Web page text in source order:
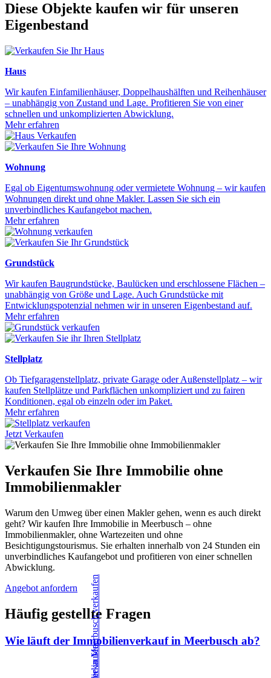
Diese Objekte kaufen wir für unseren
Eigenbestand
Haus
Wir kaufen Einfamilienhäuser, Doppelhaushälften und Reihenhäuser
– unabhängig von Zustand und Lage. Profitieren Sie von einer
schnellen und unkomplizierten Abwicklung.
Mehr erfahren
Wohnung
Egal ob Eigentumswohnung oder vermietete Wohnung – wir kaufen
Wohnungen direkt und ohne Makler. Lassen Sie sich ein
unverbindliches Kaufangebot machen.
Mehr erfahren
Grundstück
Wir kaufen Baugrundstücke, Baulücken und erschlossene Flächen –
unabhängig von Größe und Lage. Auch Grundstücke mit
Entwicklungspotenzial nehmen wir in unseren Eigenbestand auf.
Mehr erfahren
Stellplatz
Ob Tiefgaragenstellplatz, private Garage oder Außenstellplatz – wir
kaufen Stellplätze und Parkflächen unkompliziert und zu fairen
Konditionen, egal ob einzeln oder im Paket.
Mehr erfahren
Jetzt Verkaufen
Verkaufen Sie Ihre Immobilie ohne
Immobilienmakler
Warum den Umweg über einen Makler gehen, wenn es auch direkt
geht? Wir kaufen Ihre Immobilie in Meerbusch – ohne
Immobilienmakler, ohne Wartezeiten und ohne
Besichtigungstourismus. Sie erhalten innerhalb von 24 Stunden ein
unverbindliches Kaufangebot und profitieren von einer schnellen
Abwicklung.
Angebot anfordern
Häufig gestellte Fragen
Wie läuft der Immobilienverkauf in Meerbusch ab?